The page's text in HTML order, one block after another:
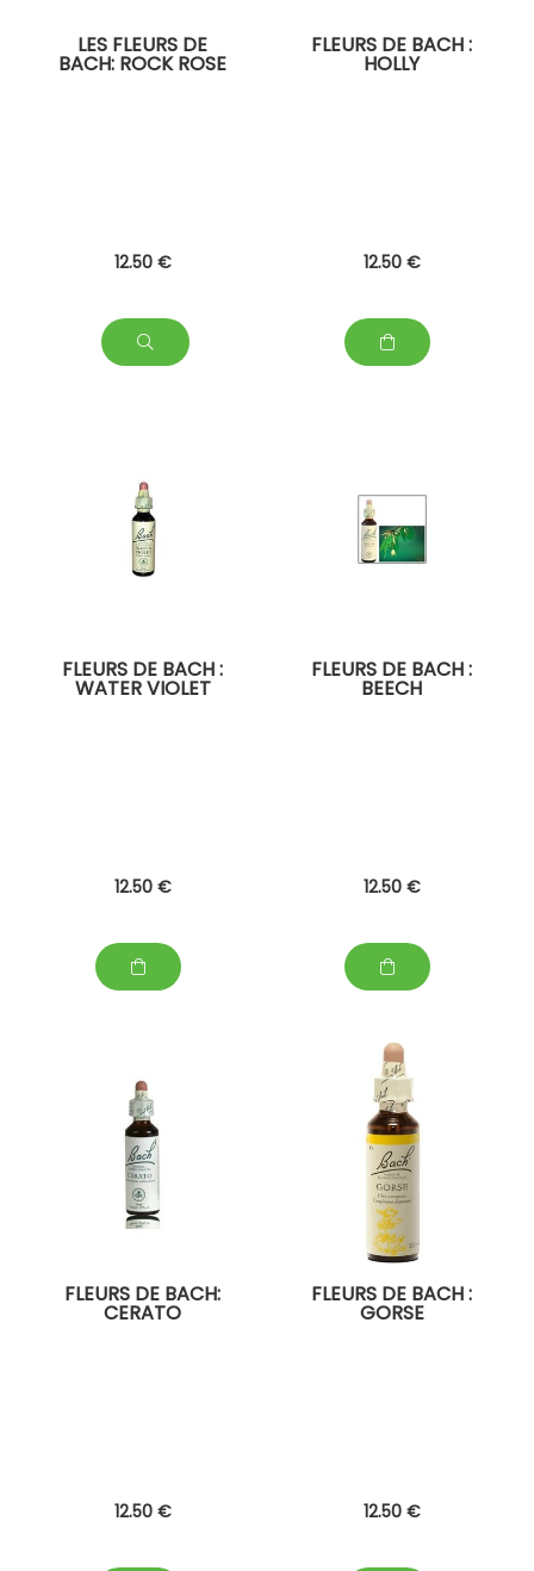
LES FLEURS DE
BACH: ROCK ROSE
12.50 €
FLEURS DE BACH :
HOLLY
12.50 €
FLEURS DE BACH :
WATER VIOLET
12.50 €
FLEURS DE BACH :
BEECH
12.50 €
FLEURS DE BACH:
CERATO
12.50 €
FLEURS DE BACH :
GORSE
12.50 €